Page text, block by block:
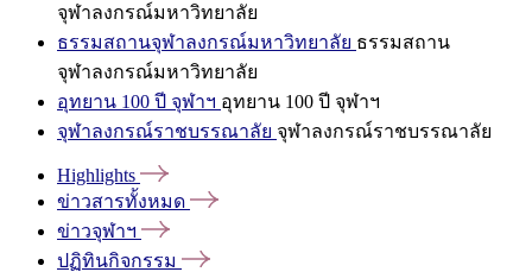
จุฬาลงกรณ์มหาวิทยาลัย
ธรรมสถานจุฬาลงกรณ์มหาวิทยาลัย ธรรมสถาน
จุฬาลงกรณ์มหาวิทยาลัย
อุทยาน 100 ปี จุฬาฯ อุทยาน 100 ปี จุฬาฯ
จุฬาลงกรณ์ราชบรรณาลัย จุฬาลงกรณ์ราชบรรณาลัย
Highlights
ข่าวสารทั้งหมด
ข่าวจุฬาฯ
ปฏิทินกิจกรรม